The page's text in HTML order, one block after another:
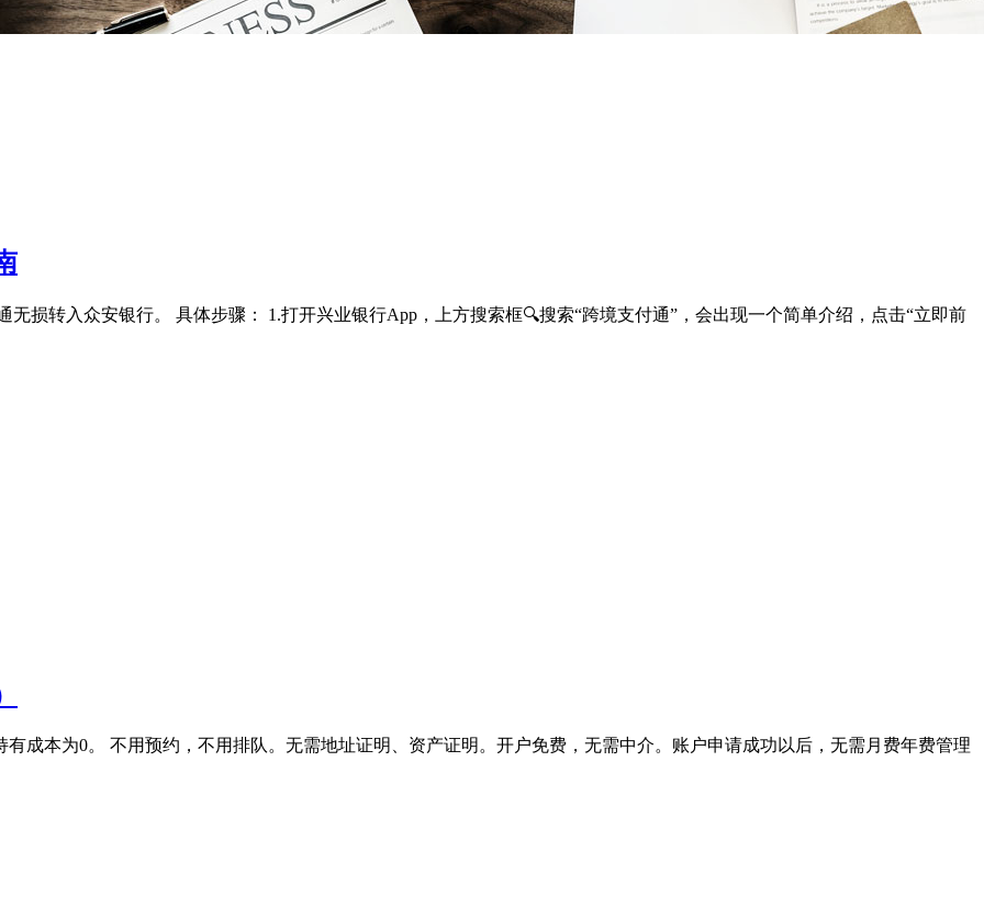
损转入众安银行。 具体步骤： 1.打开兴业银行App，上方搜索框🔍搜索“跨境支付通”，会出现一个简单介绍，点击“立即前
成本为0。 不用预约，不用排队。无需地址证明、资产证明。开户免费，无需中介。账户申请成功以后，无需月费年费管理